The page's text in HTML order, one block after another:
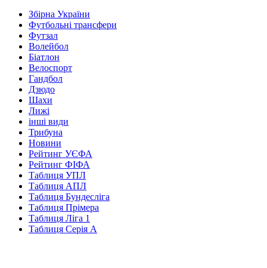
Збірна України
Футбольні трансфери
Футзал
Волейбол
Біатлон
Велоспорт
Гандбол
Дзюдо
Шахи
Лижі
інші види
Трибуна
Новини
Рейтинг УЄФА
Рейтинг ФІФА
Таблиця УПЛ
Таблиця АПЛ
Таблиця Бундесліга
Таблиця Прімера
Таблиця Ліга 1
Таблиця Серія А